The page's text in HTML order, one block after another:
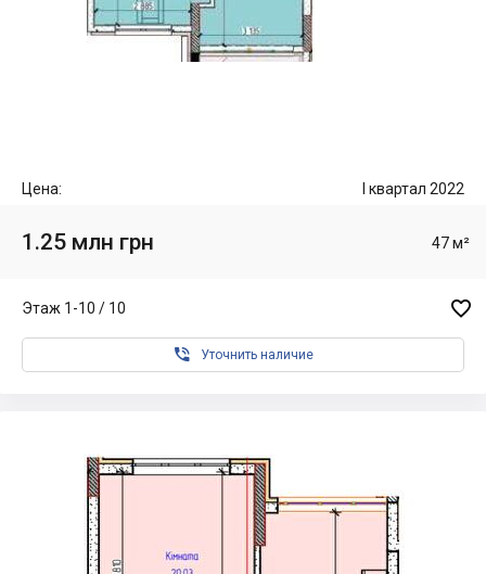
Цена: I квартал 2022
1.25 млн грн 47 м²
Этаж 1-10 / 10 
 Уточнить наличие